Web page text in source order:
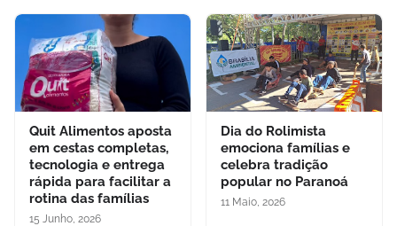
Quit Alimentos aposta
em cestas completas,
tecnologia e entrega
rápida para facilitar a
rotina das famílias
15 Junho, 2026
Dia do Rolimista
emociona famílias e
celebra tradição
popular no Paranoá
11 Maio, 2026